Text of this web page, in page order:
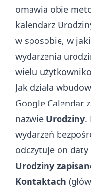
omawia obie
kalendarz
w sposobie, w
wydarzenia
wielu
Jak działa
Google Calendar
nazwie Urodziny.
wydarzeń
odczytuje on daty
Urodziny
Kontaktach